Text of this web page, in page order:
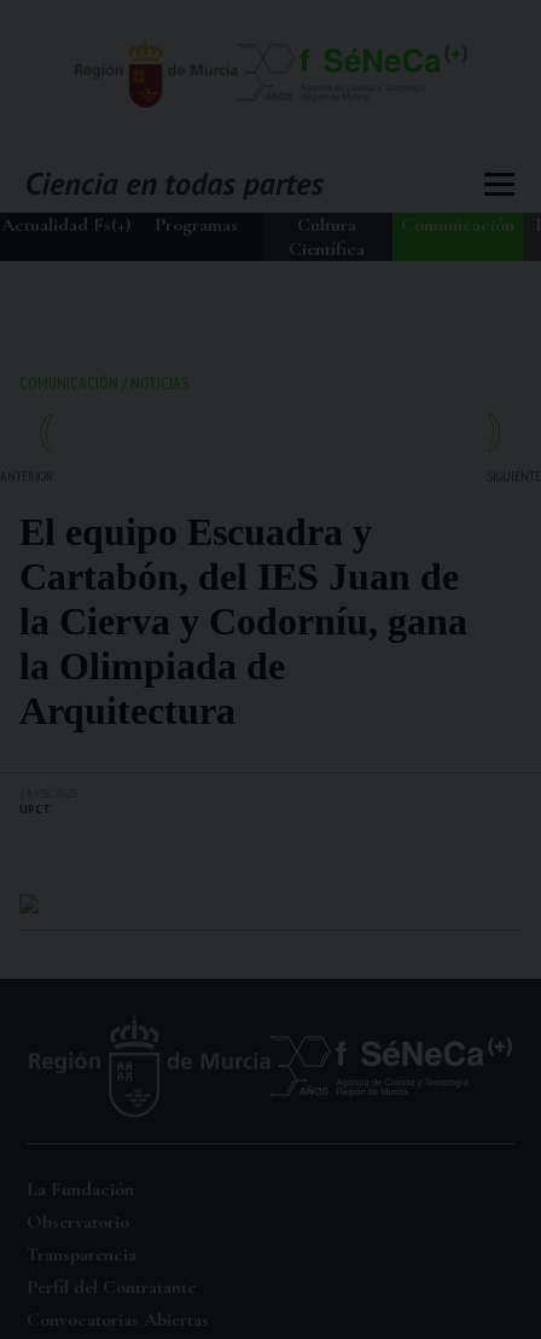
Actualidad Fs(+) Programas
Cultura
Científica
Comunicación
COMUNICACIÓN / NOTICIAS
El equipo Escuadra y
Cartabón, del IES Juan de
la Cierva y Codorníu, gana
la Olimpiada de
Arquitectura
UPCT
La Fundación
Observatorio
Transparencia
Perfil del Contratante
Convocatorias Abiertas